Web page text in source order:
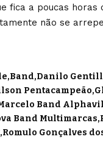
fica a poucas horas
não se
Band Danilo
Pentacampeão
Band
Band Multimarcas
Romulo Gonçalves